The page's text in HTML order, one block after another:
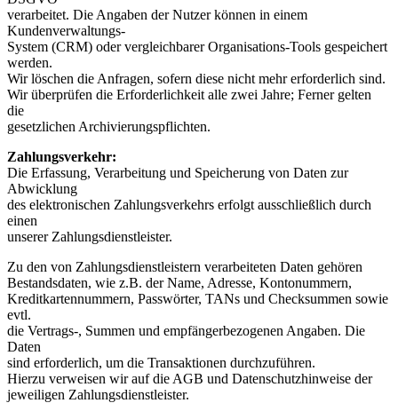
verarbeitet. Die Angaben der Nutzer können in einem
Kundenverwaltungs-
System (CRM) oder vergleichbarer Organisations-Tools gespeichert
werden.
Wir löschen die Anfragen, sofern diese nicht mehr erforderlich sind.
Wir überprüfen die Erforderlichkeit alle zwei Jahre; Ferner gelten
die
gesetzlichen Archivierungspflichten.
Zahlungsverkehr:
Die Erfassung, Verarbeitung und Speicherung von Daten zur
Abwicklung
des elektronischen Zahlungsverkehrs erfolgt ausschließlich durch
einen
unserer Zahlungsdienstleister.
Zu den von Zahlungsdienstleistern verarbeiteten Daten gehören
Bestandsdaten, wie z.B. der Name, Adresse, Kontonummern,
Kreditkartennummern, Passwörter, TANs und Checksummen sowie
evtl.
die Vertrags-, Summen und empfängerbezogenen Angaben. Die
Daten
sind erforderlich, um die Transaktionen durchzuführen.
Hierzu verweisen wir auf die AGB und Datenschutzhinweise der
jeweiligen Zahlungsdienstleister.